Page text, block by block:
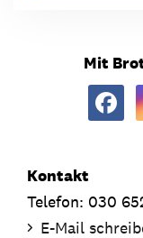
Mit
Kontakt
Telefon: 030
E-Mail